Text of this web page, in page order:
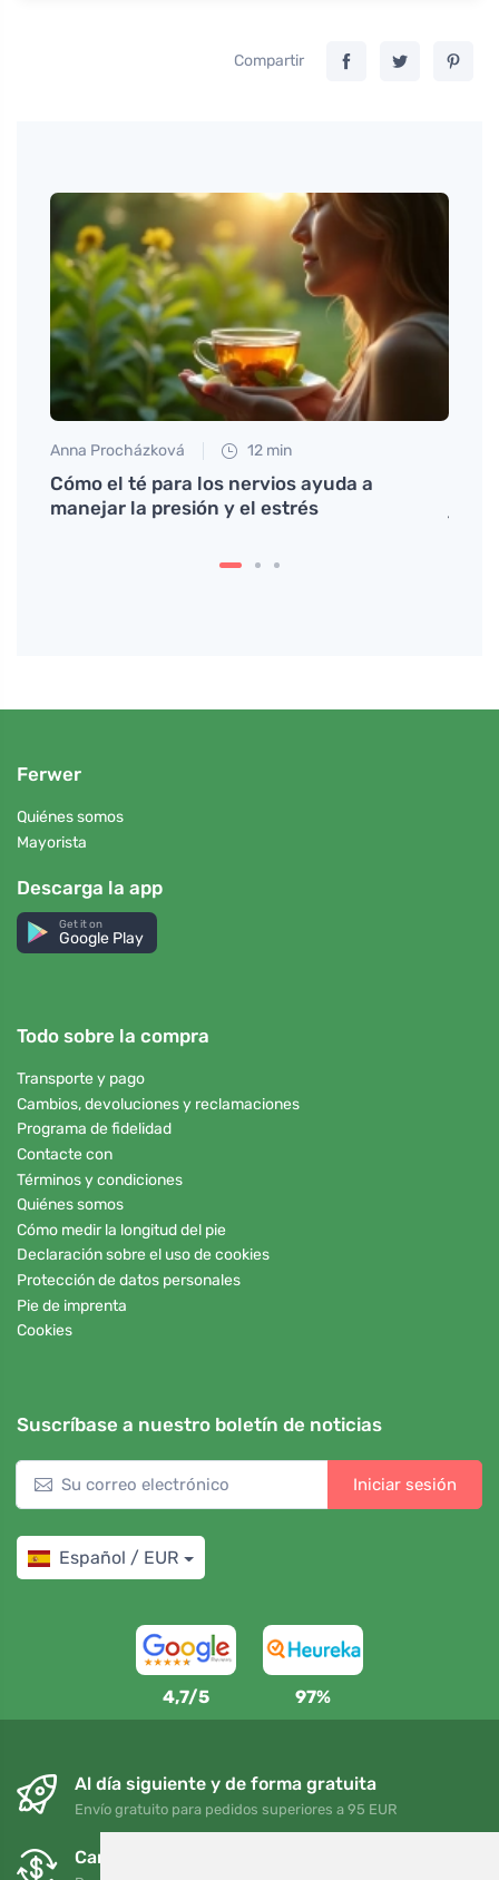
Compartir
Anna Procházková 12 min
Cómo el té para los nervios ayuda a
manejar la presión y el estrés
Ferwer
Quiénes somos
Mayorista
Descarga la app
Get it on
Google Play
Todo sobre la compra
Transporte y pago
Cambios, devoluciones y reclamaciones
Programa de fidelidad
Contacte con
Términos y condiciones
Quiénes somos
Cómo medir la longitud del pie
Declaración sobre el uso de cookies
Protección de datos personales
Pie de imprenta
Cookies
Suscríbase a nuestro boletín de noticias
Iniciar sesión
Español / EUR
4,7/5 97%
Al día siguiente y de forma gratuita
Envío gratuito para pedidos superiores a 95 EUR
Cambios y devoluciones gratuitos